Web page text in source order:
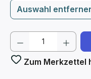
Auswahl
Produkt
Zum Merkzettel